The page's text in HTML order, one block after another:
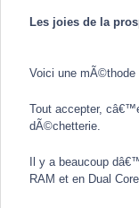
Les joies de la
Voici une
Tout accepter,
dÃ©chetterie.
Il y a beaucoup
RAM et en Dual